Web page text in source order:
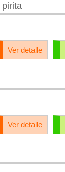
pirita
Ver detalle
Ver detalle